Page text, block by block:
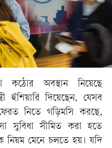
কঠোর অবস্থান নিয়েছে
হুঁশিয়ারি দিয়েছেন, যেসব
নিতে গড়িমসি করছে,
সুবিধা সীমিত করা হতে
নিয়ম মেনে চলতে হয়। যদি